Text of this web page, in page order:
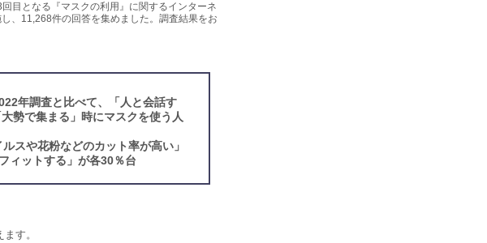
目となる『マスクの利用』に関するインターネ
、11,268件の回答を集めました。調査結果をお
年調査と比べて、「人と会話す
勢で集まる」時にマスクを使う人
スや花粉などのカット率が高い」
ィットする」が各30％台
す。